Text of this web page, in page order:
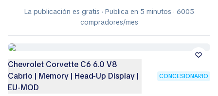
La publicación es gratis · Publica en 5 minutos · 6005
compradores/mes
Chevrolet Corvette C6 6.0 V8
Cabrio | Memory | Head-Up Display |
EU-MOD
CONCESIONARIO